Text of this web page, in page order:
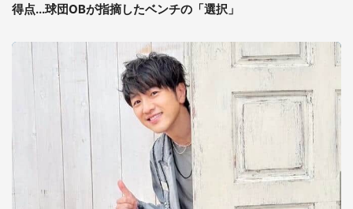
得点...球団OBが指摘したベンチの「選択」